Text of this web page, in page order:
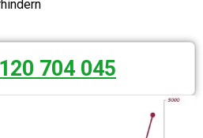
704 045